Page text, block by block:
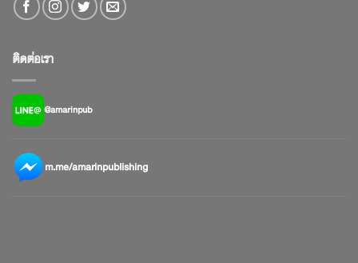
ติดต่อเรา
@amarinpub
m.me/amarinpublishing